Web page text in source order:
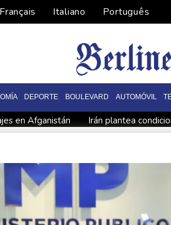
Français Italiano Português
DEPORTE BOULEVARD AUTOMÓVIL
en Afganistán
Irán plantea
tras explosión de un dron en su territorio
por el tiroteo en escuela